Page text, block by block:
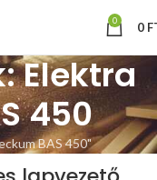
0 0
Elektra
450
BAS 450"